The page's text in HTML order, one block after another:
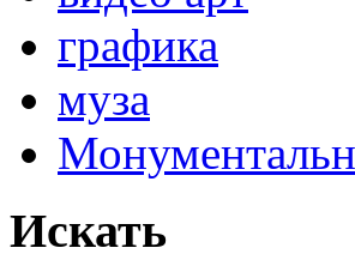
графика
муза
Искать